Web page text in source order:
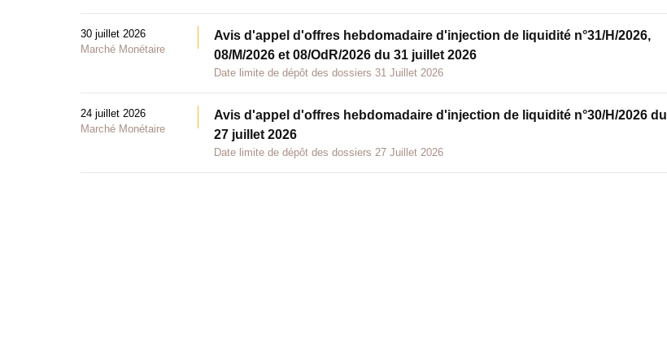
30 juillet 2026
Marché Monétaire
Avis d'appel d'offres hebdomadaire d'injection de liquidité n°31/H/2026,
08/M/2026 et 08/OdR/2026 du 31 juillet 2026
Date limite de dépôt des dossiers 31 Juillet 2026
24 juillet 2026
Marché Monétaire
Avis d'appel d'offres hebdomadaire d'injection de liquidité n°30/H/2026 du
27 juillet 2026
Date limite de dépôt des dossiers 27 Juillet 2026